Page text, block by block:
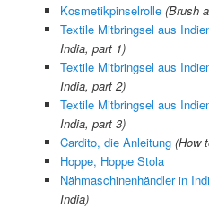
Kosmetikpinselrolle (Brush
Textile Mitbringsel aus
India, part 1)
Textile Mitbringsel aus
India, part 2)
Textile Mitbringsel aus
India, part 3)
Cardito, die Anleitung (How
Hoppe, Hoppe Stola
Nähmaschinenhändler in
India)